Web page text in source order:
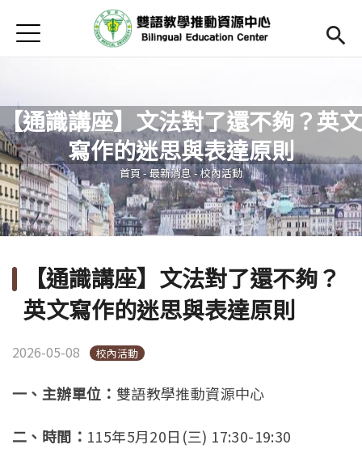
首頁
Open submenu (關於中心)
關於中心
最新消息
Open submenu (教師專區)
教師專區
Open submenu (學生專區)
學生專區
Open submenu (語文研習與活動)
語文研習與活動
English(link is external)
Jump to Navigation
Jump to Main content
【通識講座】文法對了還不夠？英文
寫作的迷思與表達原則
您在這裡
首頁-最新消息-校內活動
【通識講座】文法對了還不夠？
英文寫作的迷思與表達原則
2026-05-08 校內活動
一、主辦單位： 雙語教學推動資源中心
二、時間： 115年5月20日(三) 17:30-19:30